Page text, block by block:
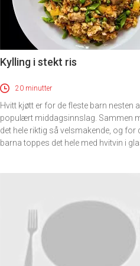
Kylling i stekt ris
20 minutter
Hvitt kjøtt er for de fleste barn nesten
populært middagsinnslag. Sammen
det hele riktig så velsmakende, og for
barna toppes det hele med hvitvin i